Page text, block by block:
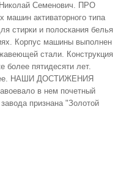
Семенович. ПРО
активаторного типа
стирки и полоскания белья
Корпус машины выполнен
стали. Конструкция
более пятидесяти лет.
НАШИ ДОСТИЖЕНИЯ
в нем почетный
признана "Золотой